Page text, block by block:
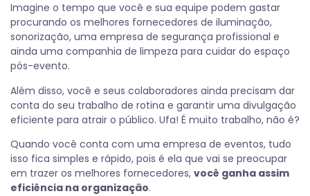
Imagine o tempo que você e sua equipe podem gastar
procurando os melhores fornecedores de iluminação,
sonorização, uma empresa de segurança profissional e
ainda uma companhia de limpeza para cuidar do espaço
pós-evento.
Além disso, você e seus colaboradores ainda precisam dar
conta do seu trabalho de rotina e garantir uma divulgação
eficiente para atrair o público. Ufa! É muito trabalho, não é?
Quando você conta com uma empresa de eventos, tudo
isso fica simples e rápido, pois é ela que vai se preocupar
em trazer os melhores fornecedores, você ganha assim
eficiência na organização.